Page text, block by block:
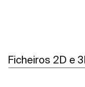
Ficheiros 2D e